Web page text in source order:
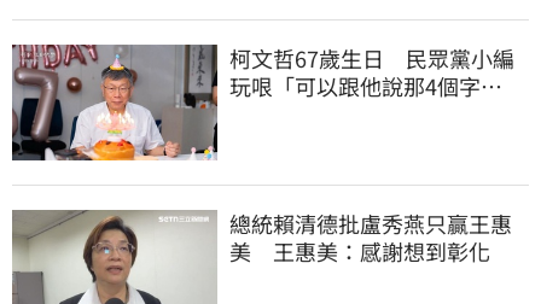
柯文哲67歲生日 民眾黨小編
玩哏「可以跟他說那4個字
總統賴清德批盧秀燕只贏王惠
美 王惠美：感謝想到彰化